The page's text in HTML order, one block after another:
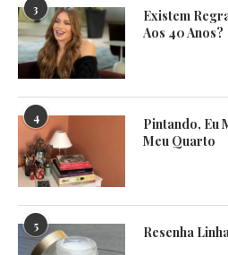
3
Existem
Aos 40 Anos?
4
Pintando, Eu
Meu Quarto
5 Resenha